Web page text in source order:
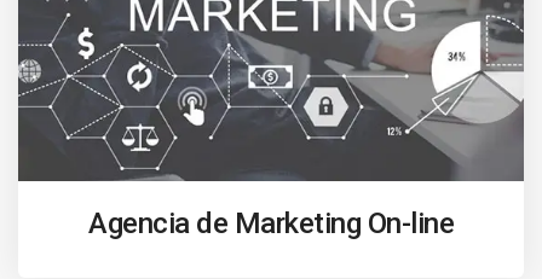
Agencia de Marketing On-line